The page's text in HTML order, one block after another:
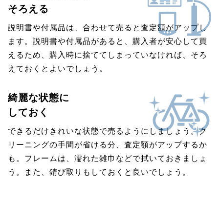
そろえる
説明書や付属品は、合わせて売ると査定額がアップし
ます。説明書や付属品があると、購入者が安心して買
えるため、購入時に捨ててしまっていなければ、そろ
えておくとよいでしょう。
綺麗な状態に
しておく
できるだけきれいな状態で売るようにしましょう。ク
リーニングの手間が省ける分、査定額がアップするか
も。フレームは、濡れた雑巾などで拭いておきましょ
う。また、錆び取りもしておくと良いでしょう。